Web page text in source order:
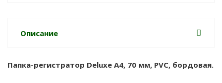
Описание
Папка-регистратор Deluxe A4, 70 мм, PVC, бордовая.